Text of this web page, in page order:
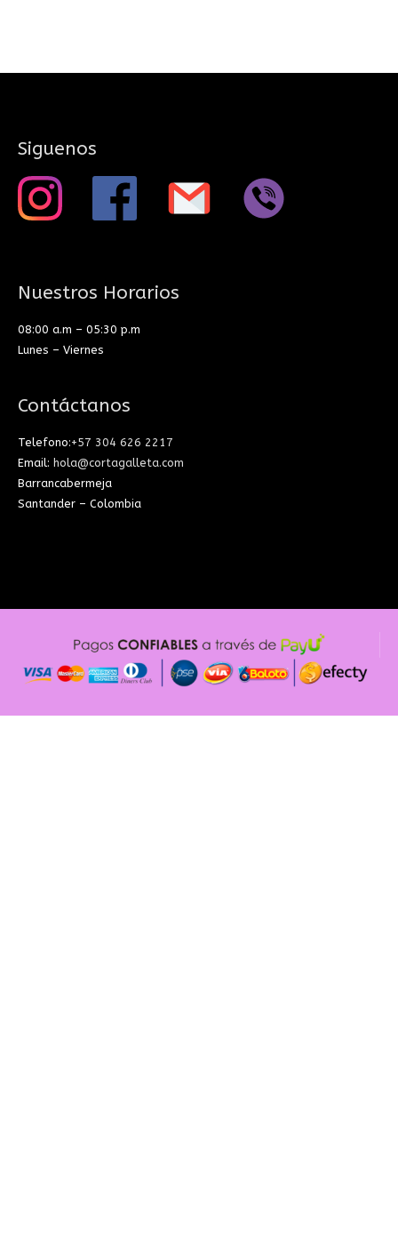
Siguenos
Nuestros Horarios
08:00 a.m – 05:30 p.m
Lunes – Viernes
Contáctanos
Telefono:+57 304 626 2217
Email: hola@cortagalleta.com
Barrancabermeja
Santander – Colombia